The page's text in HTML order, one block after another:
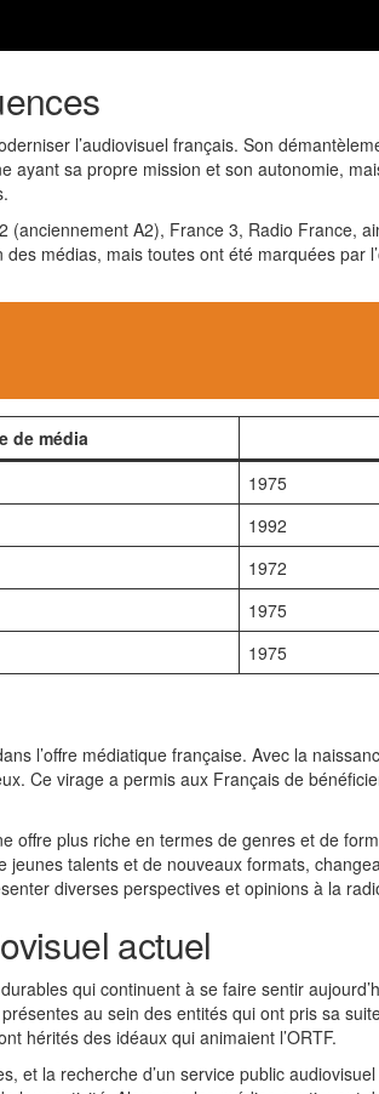
l’audiovisuel français. Son
ayant sa propre mission et son autonomie,
A2), France 3, Radio France,
médias, mais toutes ont été marquées par
de média
1975
1992
1972
1975
1975
l’offre médiatique française. Avec la
Ce virage a permis aux Français de
offre plus riche en termes de genres et de
jeunes talents et de nouveaux formats,
diverses perspectives et opinions à la
actuel
qui continuent à se faire sentir
au sein des entités qui ont pris sa
hérités des idéaux qui animaient l’ORTF.
et la recherche d’un service public